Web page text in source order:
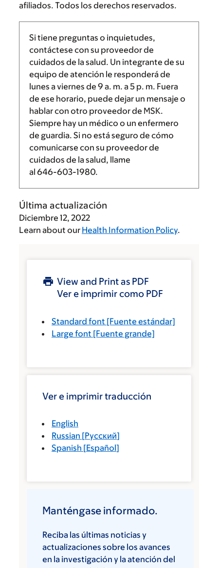
afiliados. Todos los derechos reservados.
Si tiene preguntas o inquietudes,
contáctese con su proveedor de
cuidados de la salud. Un integrante de su
equipo de atención le responderá de
lunes a viernes de 9 a. m. a5 p. m. Fuera
de ese horario, puede dejar un mensaje o
hablar con otro proveedor de MSK.
Siempre hay un médico o un enfermero
de guardia. Si no está seguro de cómo
comunicarse con su proveedor de
cuidados de la salud, llame
al 646-603-1980.
Última actualización
Diciembre 12, 2022
Learn about our Health Information Policy.
View and Print as PDF
Ver e imprimir como PDF
Standard font [Fuente estándar]
Large font [Fuente grande]
Ver e imprimir traducción
English
Russian [Русский]
Spanish [Español]
Manténgase informado.
Reciba las últimas noticias y
actualizaciones sobre los avances
en la investigación y la atención del